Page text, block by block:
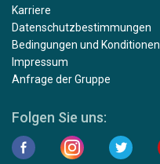
Karriere
Datenschutzbestimmungen
Bedingungen und Konditionen
Impressum
Anfrage der Gruppe
Folgen Sie uns: